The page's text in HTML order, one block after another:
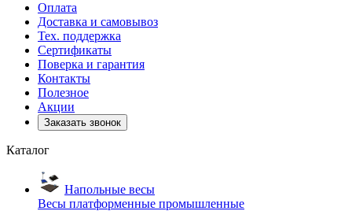
Оплата
Доставка и самовывоз
Тех. поддержка
Сертификаты
Поверка и гарантия
Контакты
Полезное
Акции
Заказать звонок
Каталог
Напольные весы
Весы платформенные промышленные